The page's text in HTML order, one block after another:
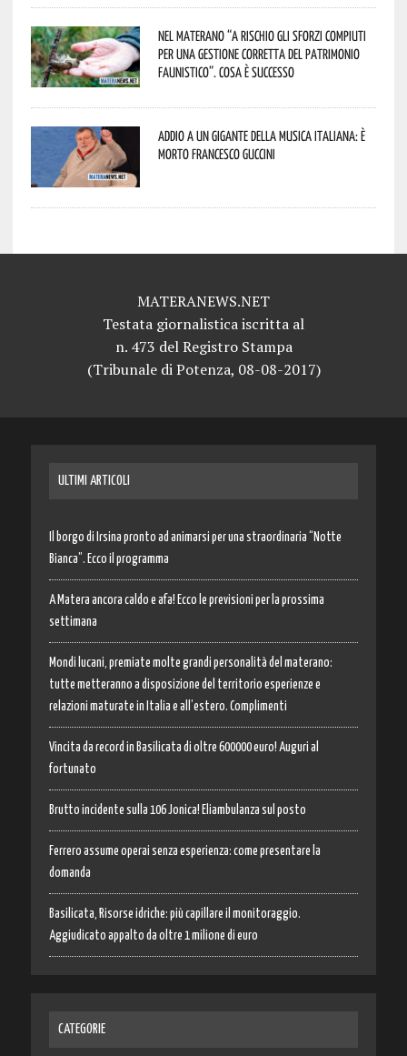
Nel materano “a rischio gli sforzi compiuti
per una gestione corretta del patrimonio
faunistico”. Cosa è successo
Addio a un gigante della musica italiana: è
morto Francesco Guccini
MATERANEWS.NET
Testata giornalistica iscritta al
n. 473 del Registro Stampa
(Tribunale di Potenza, 08-08-2017)
ULTIMI ARTICOLI
Il borgo di Irsina pronto ad animarsi per una straordinaria “Notte
Bianca”. Ecco il programma
A Matera ancora caldo e afa! Ecco le previsioni per la prossima
settimana
Mondi lucani, premiate molte grandi personalità del materano:
tutte metteranno a disposizione del territorio esperienze e
relazioni maturate in Italia e all’estero. Complimenti
Vincita da record in Basilicata di oltre 600000 euro! Auguri al
fortunato
Brutto incidente sulla 106 Jonica! Eliambulanza sul posto
Ferrero assume operai senza esperienza: come presentare la
domanda
Basilicata, Risorse idriche: più capillare il monitoraggio.
Aggiudicato appalto da oltre 1 milione di euro
CATEGORIE